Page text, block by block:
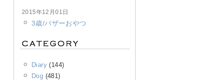
2015年12月01日
3歳/バザーおやつ
Diary(144)
Dog (481)